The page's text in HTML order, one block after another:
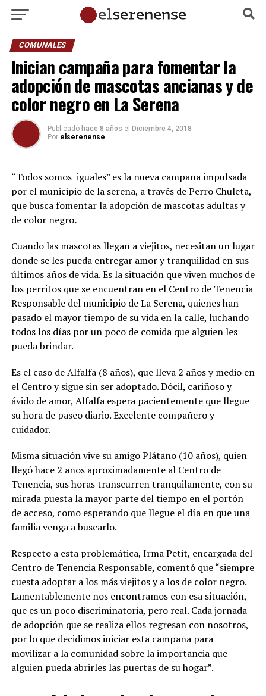
COMUNALES
Inician campaña para fomentar la
adopción de mascotas ancianas y de
color negro en La Serena
Publicado hace 8 años el Diciembre 4, 2018
Por elserenense
“Todos somos iguales” es la nueva campaña impulsada
por el municipio de la serena, a través de Perro Chuleta,
que busca fomentar la adopción de mascotas adultas y
de color negro.
Cuando las mascotas llegan a viejitos, necesitan un lugar
donde se les pueda entregar amor y tranquilidad en sus
últimos años de vida. Es la situación que viven muchos de
los perritos que se encuentran en el Centro de Tenencia
Responsable del municipio de La Serena, quienes han
pasado el mayor tiempo de su vida en la calle, luchando
todos los días por un poco de comida que alguien les
pueda brindar.
Es el caso de Alfalfa (8 años), que lleva 2 años y medio en
el Centro y sigue sin ser adoptado. Dócil, cariñoso y
ávido de amor, Alfalfa espera pacientemente que llegue
su hora de paseo diario. Excelente compañero y
cuidador.
Misma situación vive su amigo Plátano (10 años), quien
llegó hace 2 años aproximadamente al Centro de
Tenencia, sus horas transcurren tranquilamente, con su
mirada puesta la mayor parte del tiempo en el portón
de acceso, como esperando que llegue el día en que una
familia venga a buscarlo.
Respecto a esta problemática, Irma Petit, encargada del
Centro de Tenencia Responsable, comentó que “siempre
cuesta adoptar a los más viejitos y a los de color negro.
Lamentablemente nos encontramos con esa situación,
que es un poco discriminatoria, pero real. Cada jornada
de adopción que se realiza ellos regresan con nosotros,
por lo que decidimos iniciar esta campaña para
movilizar a la comunidad sobre la importancia que
alguien pueda abrirles las puertas de su hogar”.